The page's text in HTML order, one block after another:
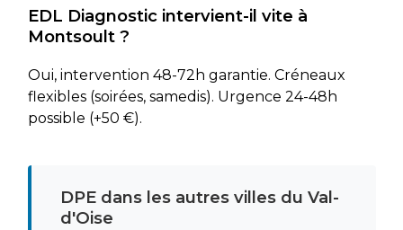
EDL Diagnostic intervient-il vite à
Montsoult ?
Oui, intervention 48-72h garantie. Créneaux
flexibles (soirées, samedis). Urgence 24-48h
possible (+50 €).
DPE dans les autres villes du Val-
d'Oise